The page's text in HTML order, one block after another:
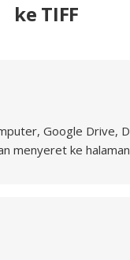
ke TIFF
Google Drive,
menyeret ke